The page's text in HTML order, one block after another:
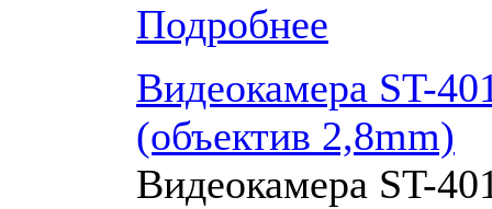
Подробнее
Видеокамера ST-
(объектив 2,8mm)
Видеокамера ST-